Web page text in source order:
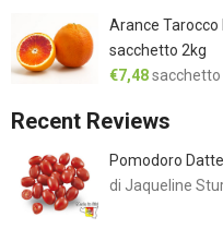
Arance Tarocco
sacchetto 2kg
€7,48sacchetto
Recent Reviews
Pomodoro
di Jaqueline